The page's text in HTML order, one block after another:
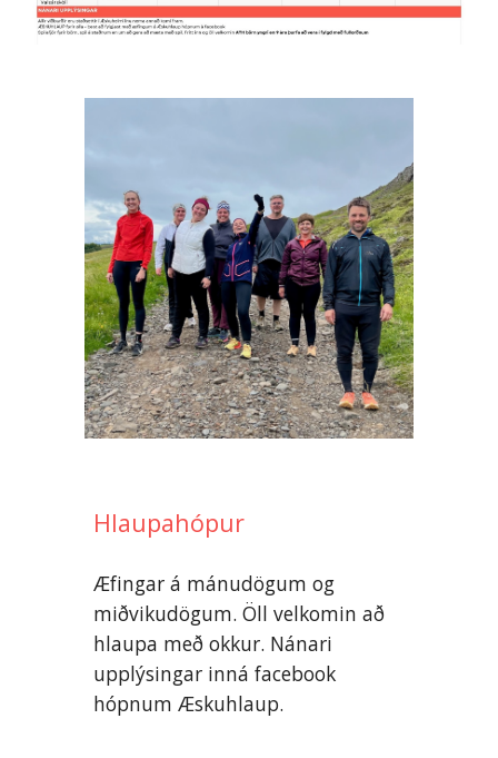
Hlaupahópur
Æfingar á mánudögum og
miðvikudögum. Öll velkomin að
hlaupa með okkur. Nánari
upplýsingar inná facebook
hópnum Æskuhlaup.